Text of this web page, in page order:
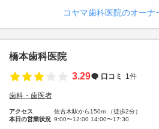
コヤマ歯科医院のオーナ
橋本歯科医院
3.29
口コミ 1件
歯科・歯医者
アクセス
佐古木駅から150m （徒歩2分）
本日の営業状況 9:00〜12:00 14:00〜17:30